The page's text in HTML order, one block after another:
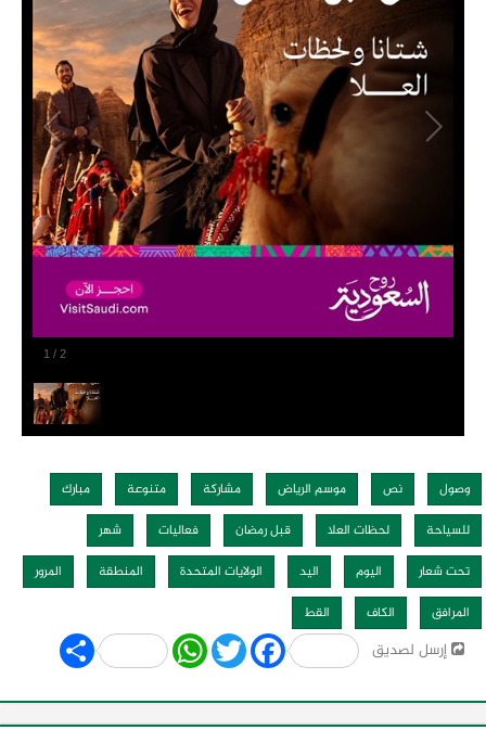
1 / 2
وصول نص موسم الرياض مشاركة متنوعة
مبارك
للسياحة
لحظات العلا قبل رمضان فعاليات
شهر
تحت شعار
اليوم اليد الولايات المتحدة المنطقة
المرور
المرافق
الكاف القط
إرسل لصديق Share WhatsApp
Twitter Facebook